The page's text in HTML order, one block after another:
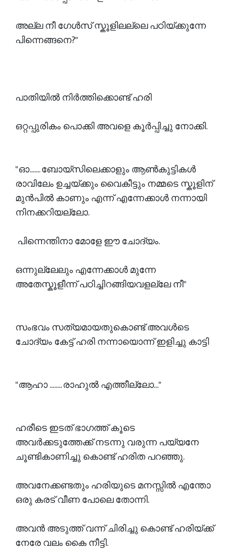
അല്ല നീ ഗേൾസ് സ്കൂളിലല്ലെ പഠിയ്ക്കുന്നേ
പിന്നെങ്ങനെ?"
പാതിയിൽ നിർത്തിക്കൊണ്ട് ഹരി
ഒറ്റപ്പുരികം പൊക്കി അവളെ കൂർപ്പിച്ചു നോക്കി.
"ഓ....... ബോയ്സിലെക്കാളും ആൺകുട്ടികൾ
രാവിലേം ഉച്ചയ്ക്കും വൈകീട്ടും നമ്മടെ സ്കൂളിന്
മുൻപിൽ കാണും എന്ന് എന്നേക്കാൾ നന്നായി
നിനക്കറിയല്ലോ.
പിന്നെന്തിനാ മോളേ ഈ ചോദ്യം.
ഒന്നുല്ലേലും എന്നേക്കാൾ മുന്നേ
അതേസ്കൂളീന്ന് പഠിച്ചിറങ്ങിയവളല്ലേ നീ"
സംഭവം സത്യമായതുകൊണ്ട് അവൾടെ
ചോദ്യം കേട്ട് ഹരി നന്നായൊന്ന് ഇളിച്ചു കാട്ടി
"ആഹാ ........ രാഹുൽ എത്തീല്ലോ..."
ഹരീടെ ഇടത് ഭാഗത്ത് കൂടെ
അവർക്കടുത്തേക്ക് നടന്നു വരുന്ന പയ്യനേ
ചൂണ്ടികാണിച്ചു കൊണ്ട് ഹരിത പറഞ്ഞു.
അവനേക്കണ്ടതും ഹരിയുടെ മനസ്സിൽ എന്തോ
ഒരു കരട് വീണ പോലെ തോന്നി.
അവൻ അടുത്ത് വന്ന് ചിരിച്ചു കൊണ്ട് ഹരിയ്ക്ക്
നേരേ വലം കൈ നീട്ടി.